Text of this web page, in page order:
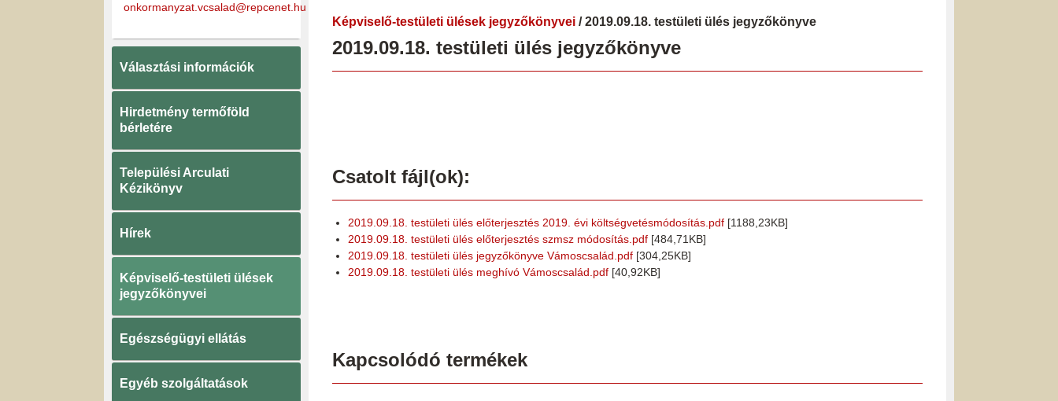
onkormanyzat.vcsalad@repcenet.hu
Választási információk
Hirdetmény termőföld
bérletére
Települési Arculati
Kézikönyv
Hírek
Képviselő-testületi ülések
jegyzőkönyvei
Egészségügyi ellátás
Egyéb szolgáltatások
Képviselő-testületi ülések jegyzőkönyvei / 2019.09.18. testületi ülés jegyzőkönyve
2019.09.18. testületi ülés jegyzőkönyve
Csatolt fájl(ok):
2019.09.18. testületi ülés előterjesztés 2019. évi költségvetésmódosítás.pdf [1188,23KB]
2019.09.18. testületi ülés előterjesztés szmsz módosítás.pdf [484,71KB]
2019.09.18. testületi ülés jegyzőkönyve Vámoscsalád.pdf [304,25KB]
2019.09.18. testületi ülés meghívó Vámoscsalád.pdf [40,92KB]
Kapcsolódó termékek